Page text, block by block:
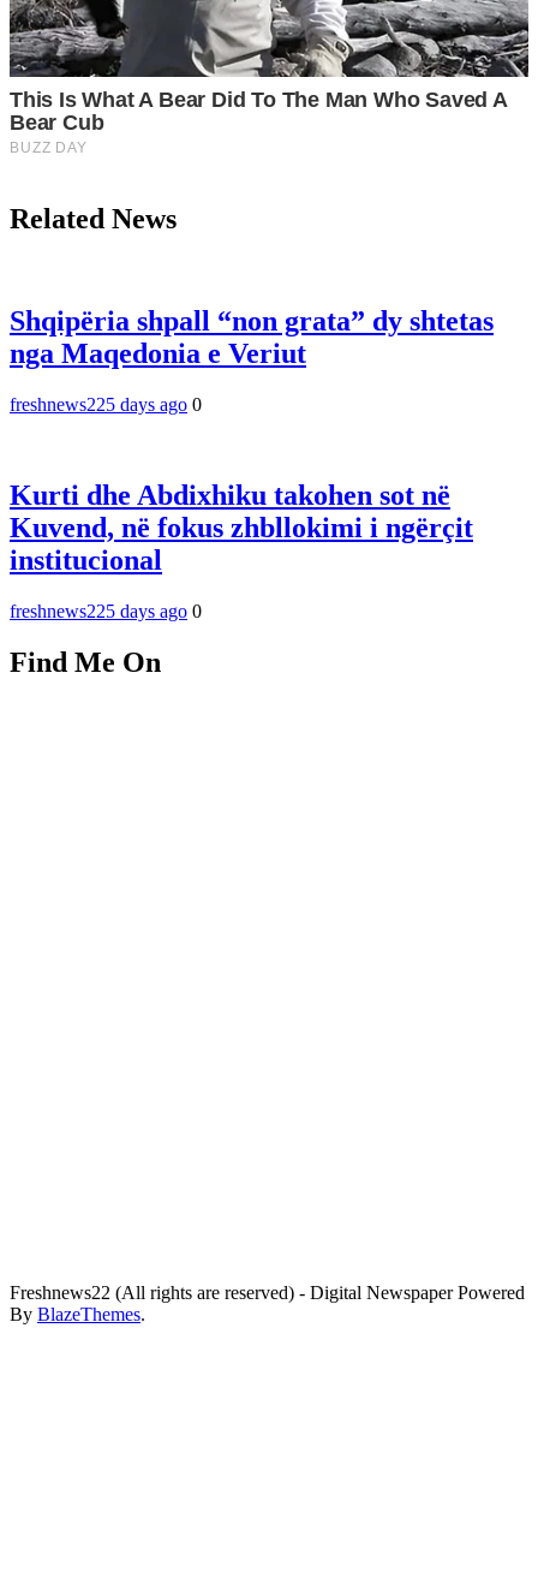
Related News
Shqipëria shpall “non grata” dy shtetas
nga Maqedonia e Veriut
freshnews225 days ago 0
Kurti dhe Abdixhiku takohen sot në
Kuvend, në fokus zhbllokimi i ngërçit
institucional
freshnews225 days ago 0
Find Me On
Freshnews22 (All rights are reserved) - Digital Newspaper Powered
By BlazeThemes.